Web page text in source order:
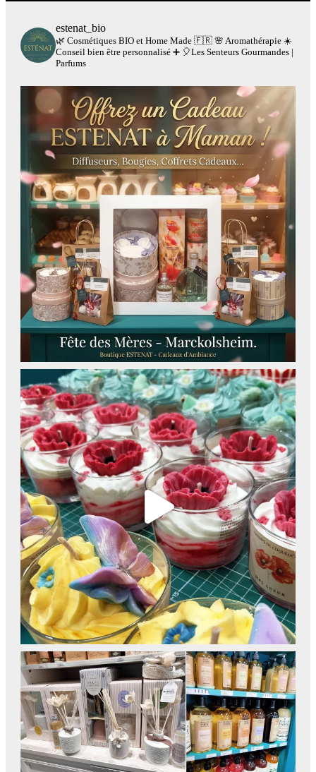
estenat_bio
🌿 Cosmétiques BIO et Home Made 🇫🇷🌸 Aromathérapie☀️
Conseil bien être personnalisé➕🎈Les Senteurs Gourmandes |
Parfums